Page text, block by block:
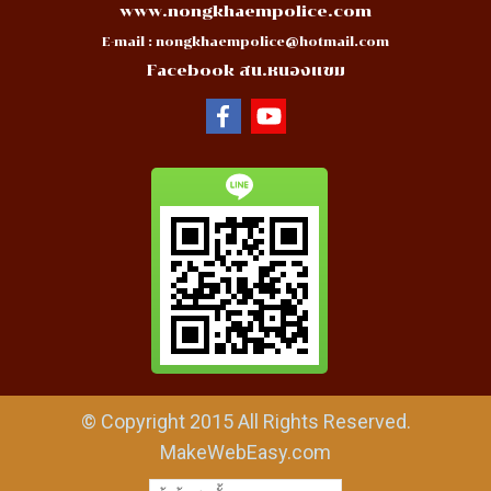
www.nongkhaempolice.com
E-mail : nongkhaempolice@hotmail.com
Facebook สน.หนองแขม
© Copyright 2015 All Rights Reserved.
MakeWebEasy.com